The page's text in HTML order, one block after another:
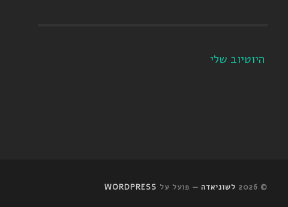
היוטיוב שלי
© 2026 לשוניאדה — פועל על WORDPRESS